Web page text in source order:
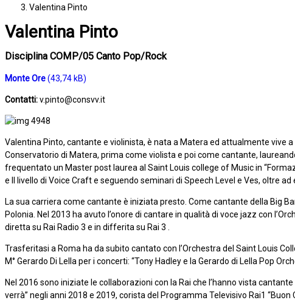
Valentina Pinto
Valentina Pinto
Disciplina COMP/05 Canto Pop/Rock
Monte Ore
Contatti:v.pinto@consvv.it
Valentina Pinto, cantante e violinista, è nata a Matera ed attualmente vive
Conservatorio di Matera, prima come violista e poi come cantante,
frequentato un Master post laurea al Saint Louis college of Music in
e II livello di Voice Craft e seguendo seminari di Speech Level e Ves, oltre
La sua carriera come cantante è iniziata presto. Come cantante della Big
Polonia. Nel 2013 ha avuto l’onore di cantare in qualità di voce jazz con
diretta su Rai Radio 3 e in differita su Rai 3 .
Trasferitasi a Roma ha da subito cantato con l’Orchestra del Saint Louis
M° Gerardo Di Lella per i concerti: “Tony Hadley e la Gerardo di Lella Pop
Nel 2016 sono iniziate le collaborazioni con la Rai che l’hanno vista
verrà” negli anni 2018 e 2019, corista del Programma Televisivo Rai1